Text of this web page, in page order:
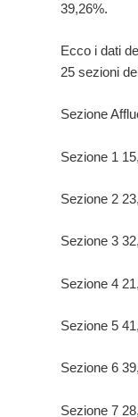
39,26%.
Ecco i dati
25 sezioni
Sezione
Sezione 1
Sezione 2
Sezione 3
Sezione 4
Sezione 5
Sezione 6
Sezione 7